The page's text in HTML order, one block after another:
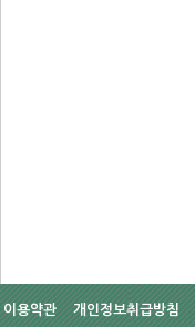
이용약관 개인정보취급방침